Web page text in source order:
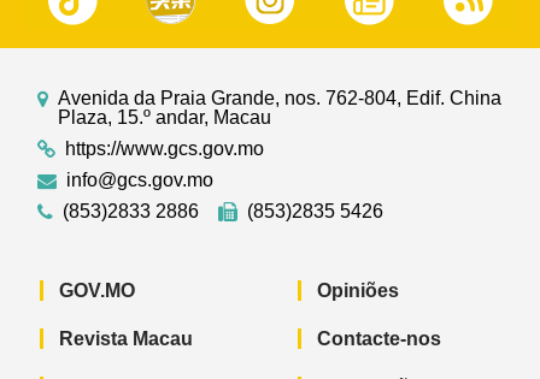
Avenida da Praia Grande, nos. 762-804, Edif. China
Plaza, 15.º andar, Macau
https://www.gcs.gov.mo
info@gcs.gov.mo
(853)2833 2886
(853)2835 5426
GOV.MO
Revista Macau
Opiniões
Contacte-nos